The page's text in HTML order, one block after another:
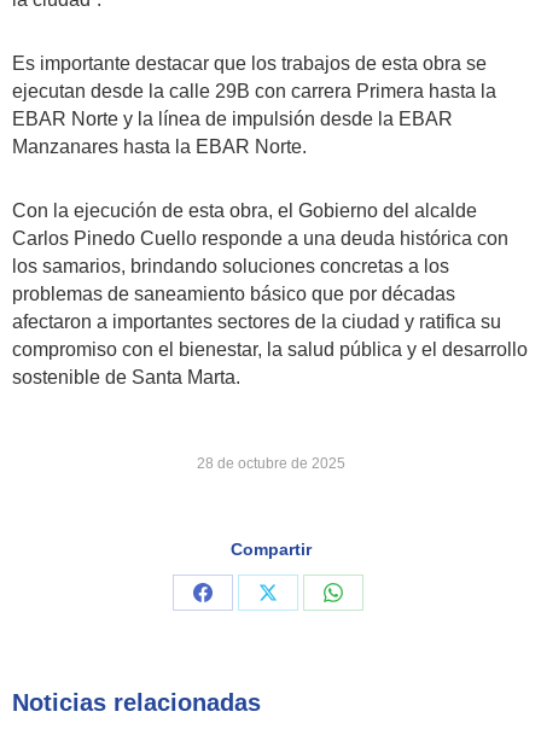
Es importante destacar que los trabajos de esta obra se
ejecutan desde la calle 29B con carrera Primera hasta la
EBAR Norte y la línea de impulsión desde la EBAR
Manzanares hasta la EBAR Norte.
Con la ejecución de esta obra, el Gobierno del alcalde
Carlos Pinedo Cuello responde a una deuda histórica con
los samarios, brindando soluciones concretas a los
problemas de saneamiento básico que por décadas
afectaron a importantes sectores de la ciudad y ratifica su
compromiso con el bienestar, la salud pública y el desarrollo
sostenible de Santa Marta.
28 de octubre de 2025
Compartir
Share
Share
Share
Noticias relacionadas